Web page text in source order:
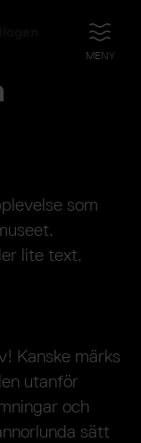
ÖPPNA
MENY
som
lite text.
Kanske märks
utanför
och
sätt